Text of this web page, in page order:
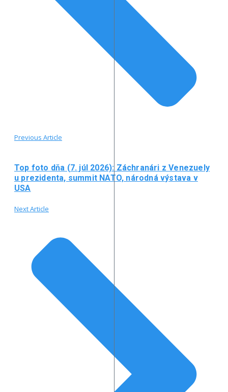
Previous Article
Top foto dňa (7. júl 2026): Záchranári z Venezuely
u prezidenta, summit NATO, národná výstava v
USA
Next Article